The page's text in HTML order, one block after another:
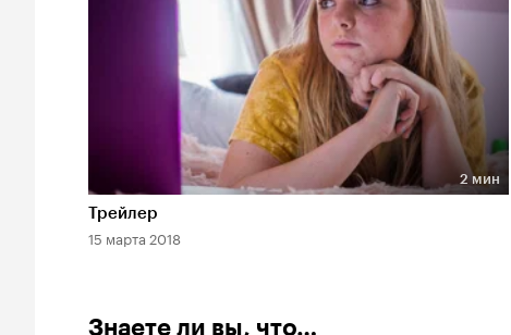
Длительность 2 мин
2 мин
Трейлер
15 марта 2018
Знаете ли вы, что…